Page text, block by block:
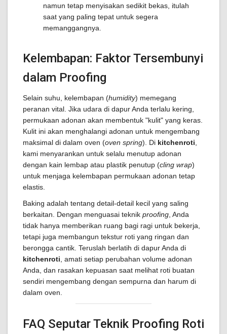
namun tetap menyisakan sedikit bekas, itulah
saat yang paling tepat untuk segera
memanggangnya.
Kelembapan: Faktor Tersembunyi
dalam Proofing
Selain suhu, kelembapan (humidity) memegang
peranan vital. Jika udara di dapur Anda terlalu kering,
permukaan adonan akan membentuk "kulit" yang keras.
Kulit ini akan menghalangi adonan untuk mengembang
maksimal di dalam oven (oven spring). Di kitchenroti
kami menyarankan untuk selalu menutup adonan
dengan kain lembap atau plastik penutup (cling wrap)
untuk menjaga kelembapan permukaan adonan tetap
elastis.
Baking adalah tentang detail-detail kecil yang saling
berkaitan. Dengan menguasai teknik proofing , Anda
tidak hanya memberikan ruang bagi ragi untuk bekerja,
tetapi juga membangun tekstur roti yang ringan dan
berongga cantik. Teruslah berlatih di dapur Anda di
kitchenroti , amati setiap perubahan volume adonan
Anda, dan rasakan kepuasan saat melihat roti buatan
sendiri mengembang dengan sempurna dan harum di
dalam oven.
FAQ Seputar Teknik Proofing Roti